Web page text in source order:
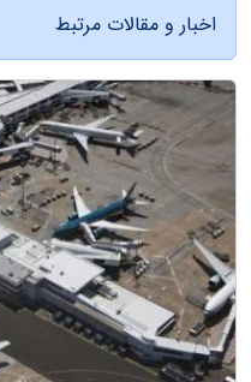
اخبار و مقالات مرتبط